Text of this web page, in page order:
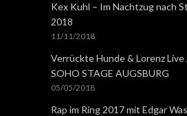
Kex Kuhl – Im Nachtzug nach
2018
11/11/2018
Verrückte Hunde & Lorenz
SOHO STAGE AUGSBURG
05/05/2018
Rap im Ring 2017 mit Edgar